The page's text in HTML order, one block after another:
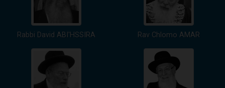
Rabbi David ABI'HSSIRA Rav Chlomo AMAR